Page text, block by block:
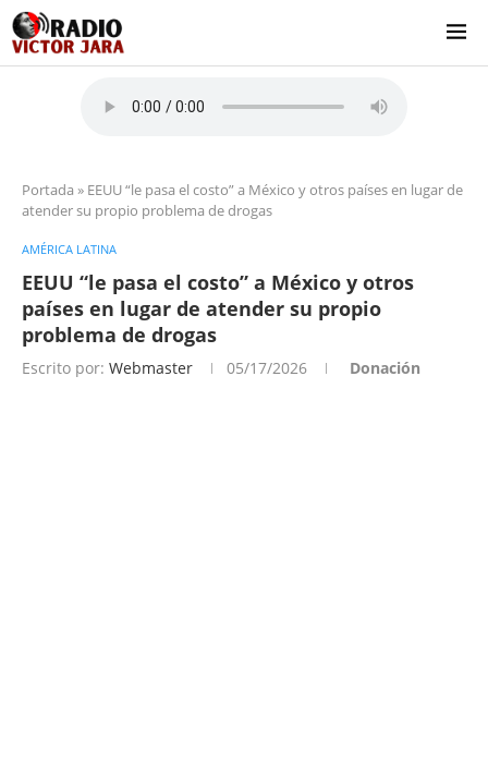
Portada » EEUU “le pasa el costo” a México y otros países en lugar de
atender su propio problema de drogas
AMÉRICA LATINA
EEUU “le pasa el costo” a México y otros
países en lugar de atender su propio
problema de drogas
Escrito por: Webmaster 05/17/2026 Donación